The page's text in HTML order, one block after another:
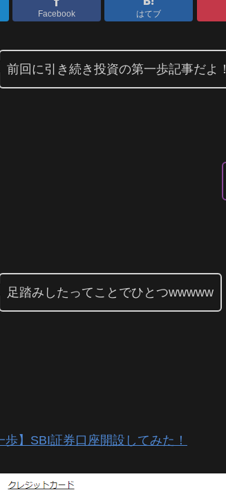
Facebook はてブ
前回に引き続き投資の第一歩記事だよ！
足踏みしたってことでひとつwwwww
歩】SBI証券口座開設してみた！